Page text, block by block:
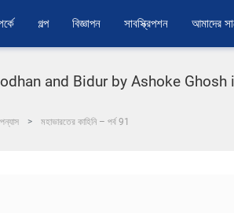
গল্প বিজ্ঞাপন সাবস্ক্রিপশন আমাদের
and Bidur by Ashoke Ghosh in
মহাভারতের কাহিনি – পর্ব 91